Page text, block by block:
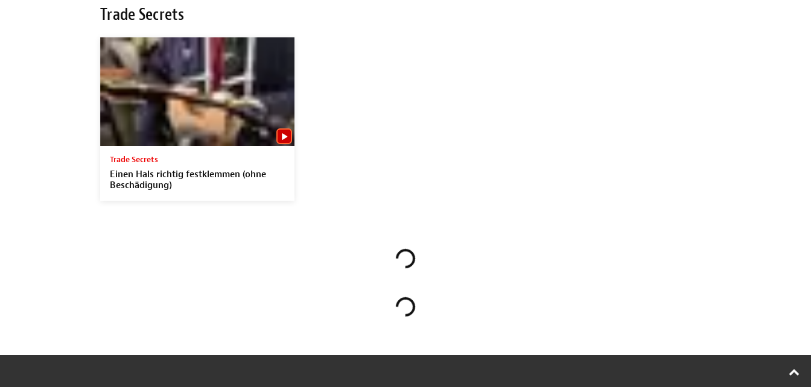
Trade Secrets
Trade Secrets
Einen Hals richtig festklemmen (ohne
Beschädigung)